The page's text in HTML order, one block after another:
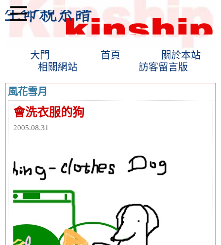
大門 首頁
關於本站
相關網站
訪客留言版
風花雪月
會洗衣服的狗
2005.08.31